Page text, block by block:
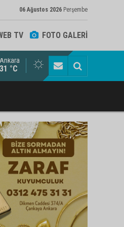
06 Ağustos 2026 Perşembe
TV FOTO GALERİ
Ajansı'nda
Ankara
31 °C